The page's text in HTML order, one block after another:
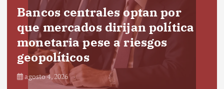
Bancos centrales optan por
que mercados dirijan política
monetaria pese a riesgos
geopolíticos
agosto 4, 2026